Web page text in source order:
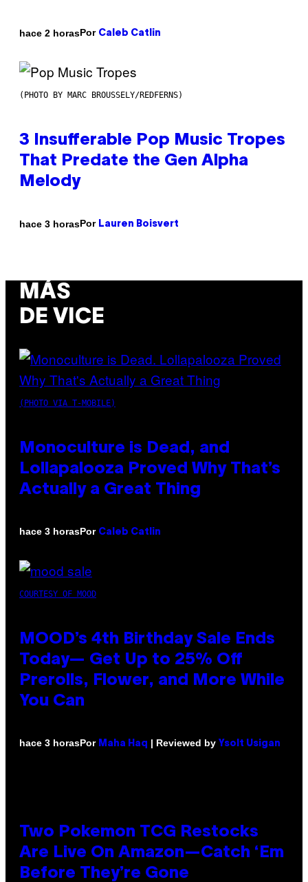
hace 2 horasPor Caleb Catlin
(PHOTO BY MARC BROUSSELY/REDFERNS)
3 Insufferable Pop Music Tropes
That Predate the Gen Alpha
Melody
hace 3 horasPor Lauren Boisvert
MÁS
DE VICE
(PHOTO VIA T-MOBILE)
Monoculture is Dead, and
Lollapalooza Proved Why That’s
Actually a Great Thing
hace 3 horasPor Caleb Catlin
COURTESY OF MOOD
MOOD’s 4th Birthday Sale Ends
Today— Get Up to 25% Off
Prerolls, Flower, and More While
You Can
hace 3 horasPor Maha Haq | Reviewed by Ysolt Usigan
Two Pokemon TCG Restocks
Are Live On Amazon—Catch ‘Em
Before They’re Gone